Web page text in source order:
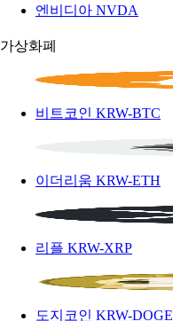
엔비디아 NVDA
가상화폐
비트코인 KRW-BTC
이더리움 KRW-ETH
리플 KRW-XRP
도지코인 KRW-DOGE